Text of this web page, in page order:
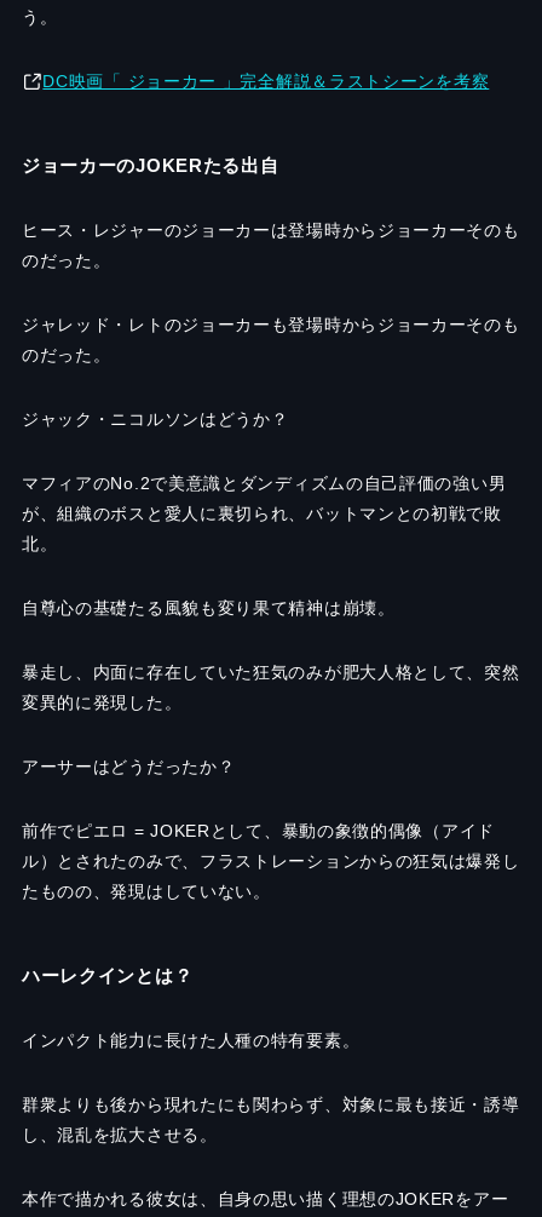
う。
DC映画「 ジョーカー 」完全解説＆ラストシーンを考察
ジョーカーのJOKERたる出自
ヒース・レジャーのジョーカーは登場時からジョーカーそのも
のだった。
ジャレッド・レトのジョーカーも登場時からジョーカーそのも
のだった。
ジャック・ニコルソンはどうか？
マフィアのNo.2で美意識とダンディズムの自己評価の強い男
が、組織のボスと愛人に裏切られ、バットマンとの初戦で敗
北。
自尊心の基礎たる風貌も変り果て精神は崩壊。
暴走し、内面に存在していた狂気のみが肥大人格として、突然
変異的に発現した。
アーサーはどうだったか？
前作でピエロ = JOKERとして、暴動の象徴的偶像（アイド
ル）とされたのみで、フラストレーションからの狂気は爆発し
たものの、発現はしていない。
ハーレクインとは？
インパクト能力に長けた人種の特有要素。
群衆よりも後から現れたにも関わらず、対象に最も接近・誘導
し、混乱を拡大させる。
本作で描かれる彼女は、自身の思い描く理想のJOKERをアー